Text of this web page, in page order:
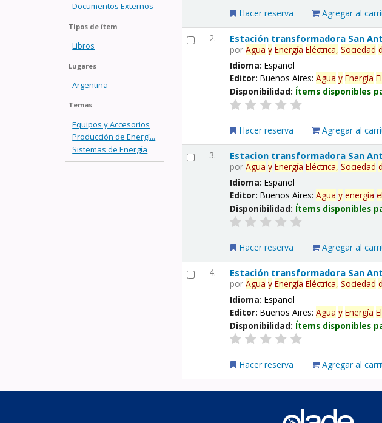
Documentos Externos
Tipos de ítem
Libros
Lugares
Argentina
Temas
Equipos y Accesorios
Producción de Energí...
Sistemas de Energía
Hacer reserva Agregar al
2. Estación transformadora San
porAgua y Energía Eléctrica, Sociedad
Idioma:Español
Editor:Buenos Aires:Agua y Energía
Disponibilidad: Ítems disponibles
Hacer reserva Agregar al
3. Estacion transformadora San
porAgua y Energía Eléctrica, Sociedad
Idioma:Español
Editor:Buenos Aires:Agua y energía
Disponibilidad: Ítems disponibles
Hacer reserva Agregar al
4. Estación transformadora San
porAgua y Energía Eléctrica, Sociedad
Idioma:Español
Editor:Buenos Aires:Agua y Energía
Disponibilidad: Ítems disponibles
Hacer reserva Agregar al